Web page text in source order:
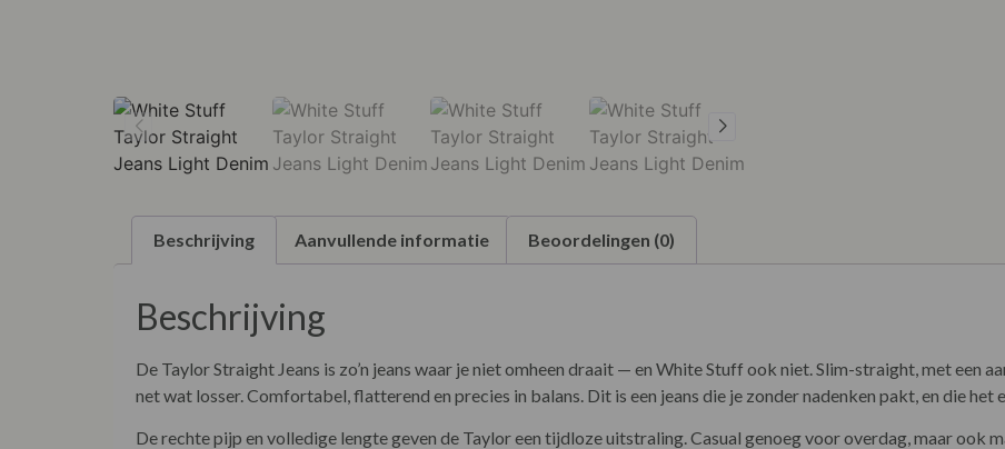
Beschrijving Aanvullende informatie Beoordelingen (0)
Beschrijving
De Taylor Straight Jeans is zo’n jeans waar je niet omheen draait — en White Stuff ook niet. Slim-straight, met een
net wat losser. Comfortabel, flatterend en precies in balans. Dit is een jeans die je zonder nadenken pakt, en die het
De rechte pijp en volledige lengte geven de Taylor een tijdloze uitstraling. Casual genoeg voor overdag, maar ook